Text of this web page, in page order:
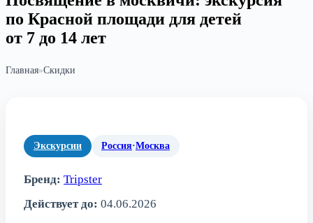
по Красной площади для детей
от 7 до 14 лет
Главная»Скидки
Экскурсии Россия·Москва
Бренд: Tripster
Действует до: 04.06.2026